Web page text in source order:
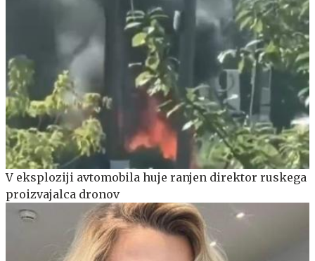
V eksploziji avtomobila huje ranjen direktor ruskega
proizvajalca dronov